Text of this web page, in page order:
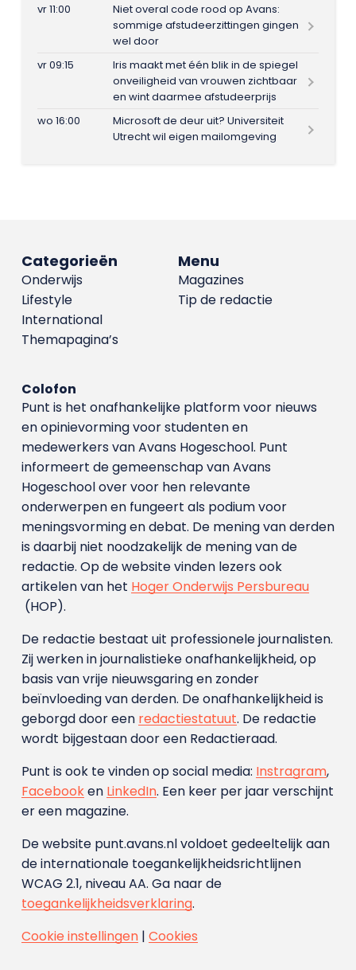
vr 11:00
Niet overal code rood op Avans:
sommige afstudeerzittingen gingen
wel door
vr 09:15
Iris maakt met één blik in de spiegel
onveiligheid van vrouwen zichtbaar
en wint daarmee afstudeerprijs
wo 16:00
Microsoft de deur uit? Universiteit
Utrecht wil eigen mailomgeving
Menu
Magazines
Tip de redactie
Categorieën
Onderwijs
Lifestyle
International
Themapagina’s
Colofon
Punt is het onafhankelijke platform voor nieuws
en opinievorming voor studenten en
medewerkers van Avans Hoge­school. Punt
informeert de gemeenschap van Avans
Hogeschool over voor hen relevante
onderwerpen en fungeert als podium voor
meningsvorming en debat. De mening van derden
is daarbij niet noodzakelijk de mening van de
redactie. Op de website vinden lezers ook
artikelen van het Hoger Onderwijs Persbureau
(HOP).
De redactie bestaat uit professionele journalisten.
Zij werken in journalistieke onafhankelijkheid, op
basis van vrije nieuwsgaring en zonder
beïnvloeding van derden. De onafhankelijkheid is
geborgd door een redactiestatuut. De redactie
wordt bijgestaan door een Redactieraad.
Punt is ook te vinden op social media: Instragram,
Facebooken LinkedIn. Een keer per jaar verschijnt
er een magazine.
De website punt.avans.nl voldoet gedeeltelijk aan
de internationale toegankelijkheidsrichtlijnen
WCAG 2.1, niveau AA. Ga naar de
toegankelijkheidsverklaring.
Cookie instellingen| Cookies